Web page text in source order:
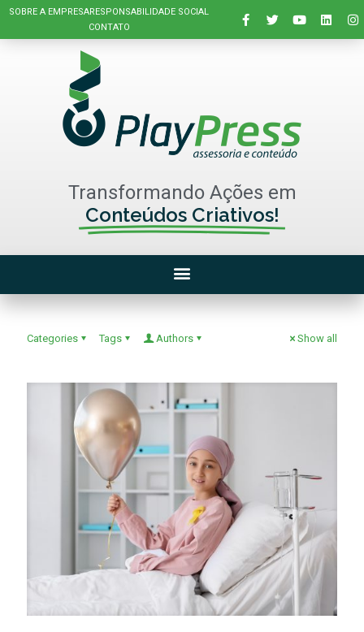
SOBRE A EMPRESARESPONSABILIDADE SOCIAL
CONTATO
Transformando Ações em
Conteúdos Criativos!
Categories Tags Authors Show all